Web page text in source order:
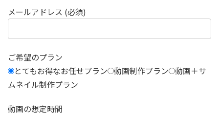
メールアドレス (必須)
ご希望のプラン
とてもお得なお任せプラン 動画制作プラン 動画＋サ
ムネイル制作プラン
動画の想定時間